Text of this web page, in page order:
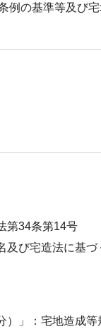
例の基準等及び
第34条第14号
及び宅造法に基
）」：宅地造成